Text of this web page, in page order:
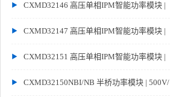
CXMD32146 高压单相IPM智能功率模块 |
CXMD32147 高压单相IPM智能功率模块 |
CXMD32151 高压单相IPM智能功率模块 |
CXMD32150NBI/NB 半桥功率模块 | 500V/